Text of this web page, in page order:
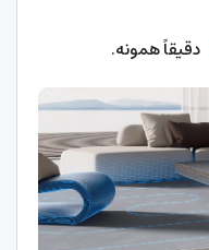
دقیقاً همونه.